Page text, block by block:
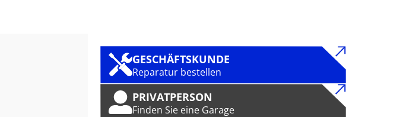
GESCHÄFTSKUNDE
Reparatur bestellen
PRIVATPERSON
Finden Sie eine Garage